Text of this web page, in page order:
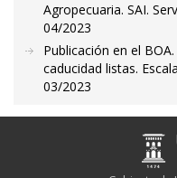
Agropecuaria. SAI.
04/2023
Publicación en el
caducidad listas.
03/2023